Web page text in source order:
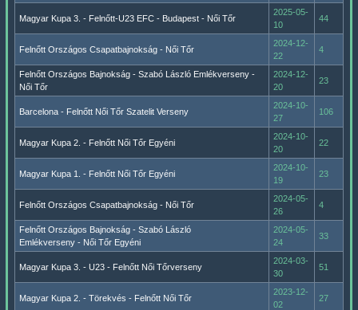
Magyar Kupa 3. - Felnőtt-U23 EFC - Budapest - Női Tőr
2025-05-
10
44
Felnőtt Országos Csapatbajnokság - Női Tőr
2024-12-
22
4
Felnőtt Országos Bajnokság - Szabó László Emlékverseny -
Női Tőr
2024-12-
20
23
Barcelona - Felnőtt Női Tőr Szatelit Verseny
2024-10-
27
106
Magyar Kupa 2. - Felnőtt Női Tőr Egyéni
2024-10-
20
22
Magyar Kupa 1. - Felnőtt Női Tőr Egyéni
2024-10-
19
23
Felnőtt Országos Csapatbajnokság - Női Tőr
2024-05-
26
4
Felnőtt Országos Bajnokság - Szabó László
Emlékverseny - Női Tőr Egyéni
2024-05-
24
33
Magyar Kupa 3. - U23 - Felnőtt Női Tőrverseny
2024-03-
30
51
Magyar Kupa 2. - Törekvés - Felnőtt Női Tőr
2023-12-
02
27